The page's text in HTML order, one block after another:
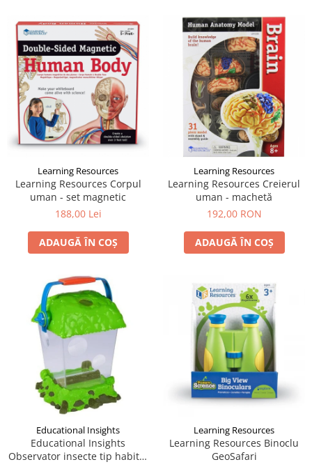
Learning Resources
Learning Resources Corpul
uman - set magnetic
188,00 Lei
ADAUGĂ ÎN COȘ
Learning Resources
Learning Resources Creierul
uman - machetă
192,00 RON
ADAUGĂ ÎN COȘ
Educational Insights
Educational Insights
Observator insecte tip habitat
Learning Resources
Learning Resources Binoclu
GeoSafari